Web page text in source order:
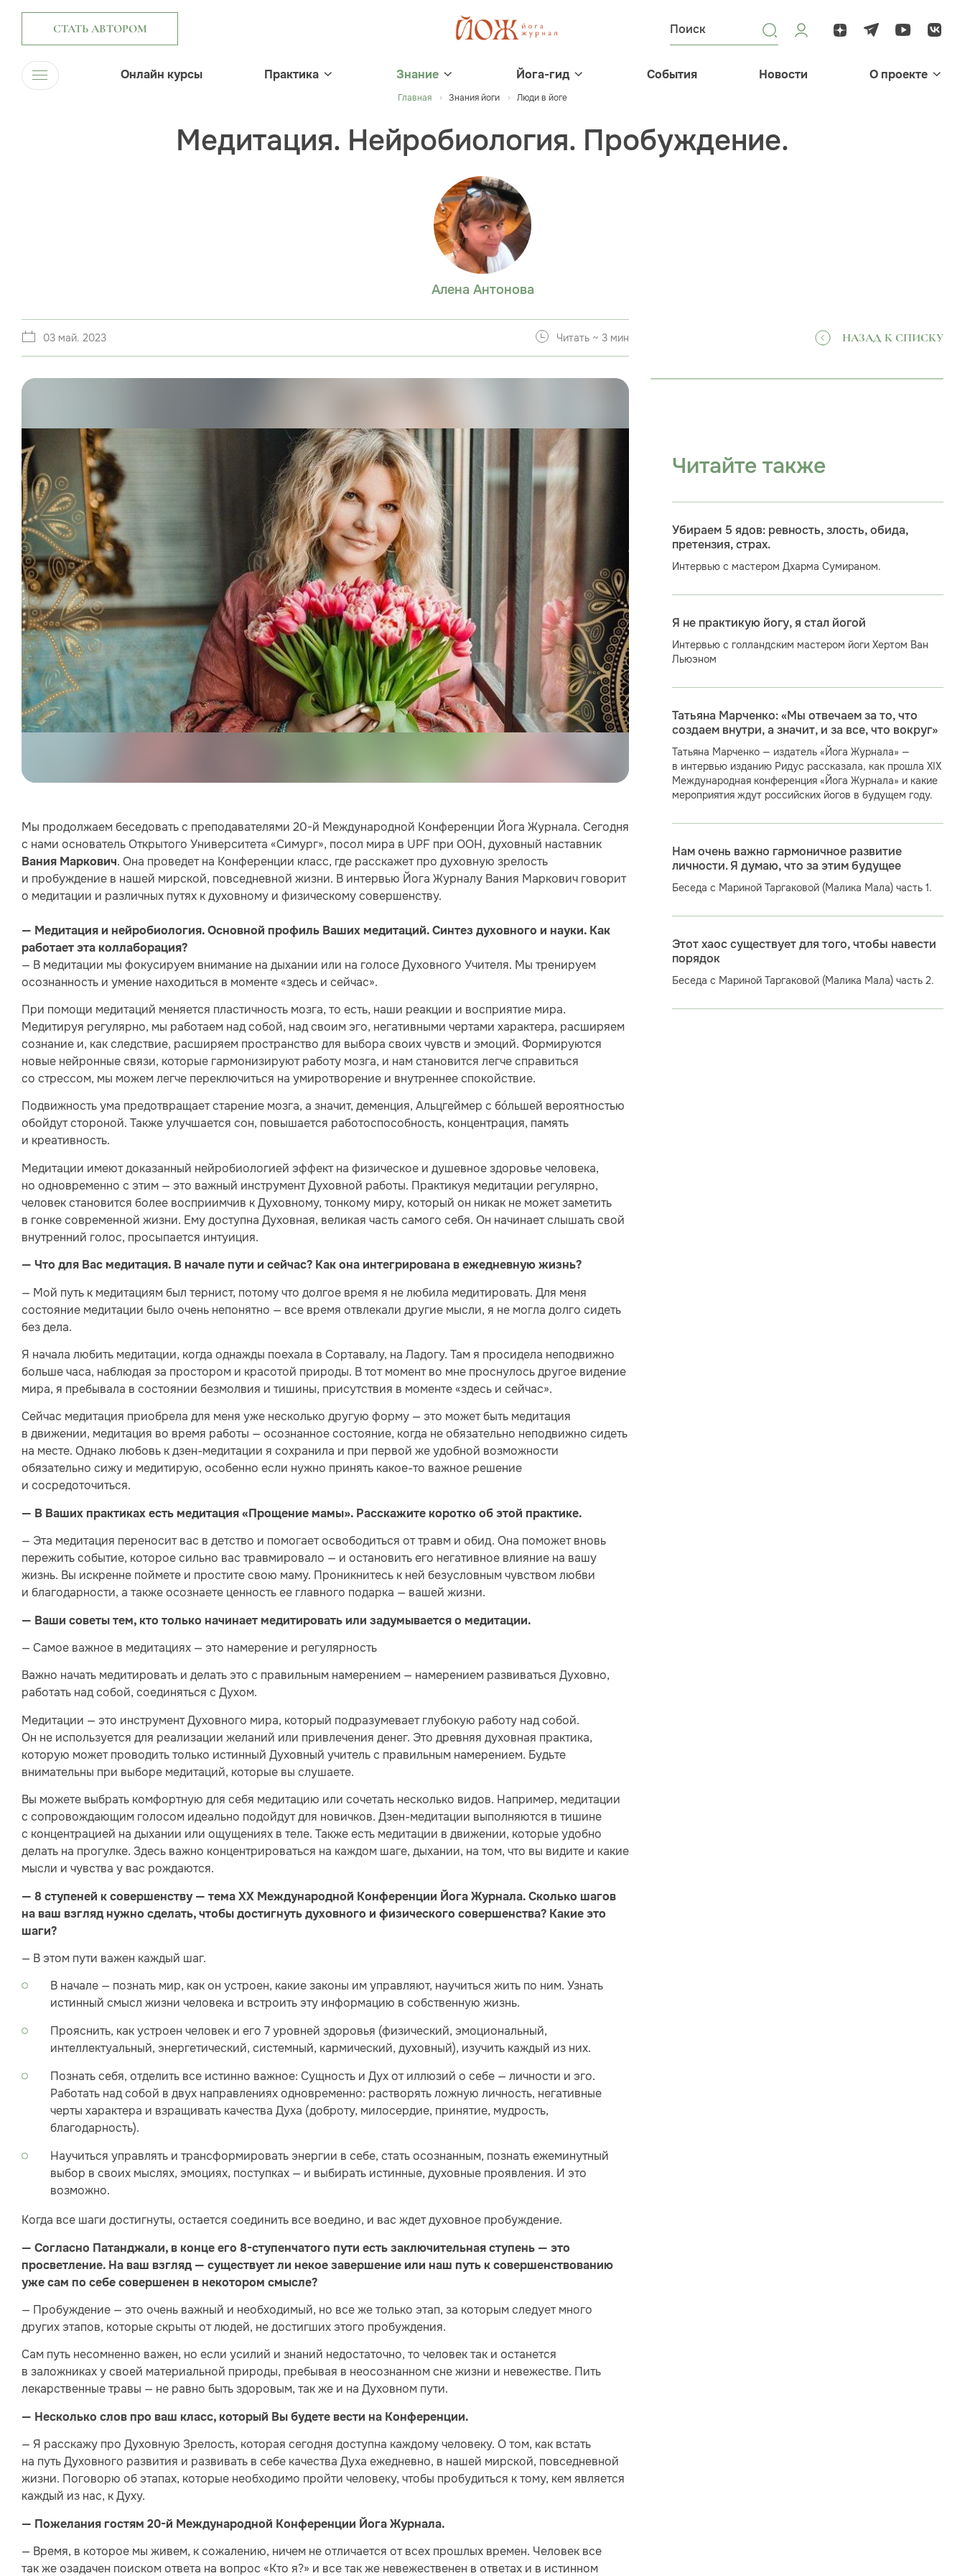
СТАТЬ АВТОРОМ
Онлайн курсы Практика Знание Йога-гид События Новости О проекте
Главная Знания йоги Люди в йоге
Медитация. Нейробиология. Пробуждение.
Алена Антонова
03 май. 2023 Читать ~ 3 мин НАЗАД К СПИСКУ
Мы продолжаем беседовать с преподавателями 20-й Международной Конференции Йога Журнала. Сегодня
с нами основатель Открытого Университета «Симург», посол мира в UPF при ООН, духовный наставник
Вания Маркович. Она проведет на Конференции класс, где расскажет про духовную зрелость
и пробуждение в нашей мирской, повседневной жизни. В интервью Йога Журналу Вания Маркович говорит
о медитации и различных путях к духовному и физическому совершенству.
— Медитация и нейробиология. Основной профиль Ваших медитаций. Синтез духовного и науки. Как
работает эта коллаборация?
— В медитации мы фокусируем внимание на дыхании или на голосе Духовного Учителя. Мы тренируем
осознанность и умение находиться в моменте «здесь и сейчас».
При помощи медитаций меняется пластичность мозга, то есть, наши реакции и восприятие мира.
Медитируя регулярно, мы работаем над собой, над своим эго, негативными чертами характера, расширяем
сознание и, как следствие, расширяем пространство для выбора своих чувств и эмоций. Формируются
новые нейронные связи, которые гармонизируют работу мозга, и нам становится легче справиться
со стрессом, мы можем легче переключиться на умиротворение и внутреннее спокойствие.
Подвижность ума предотвращает старение мозга, а значит, деменция, Альцгеймер с бóльшей вероятностью
обойдут стороной. Также улучшается сон, повышается работоспособность, концентрация, память
и креативность.
Медитации имеют доказанный нейробиологией эффект на физическое и душевное здоровье человека,
но одновременно с этим — это важный инструмент Духовной работы. Практикуя медитации регулярно,
человек становится более восприимчив к Духовному, тонкому миру, который он никак не может заметить
в гонке современной жизни. Ему доступна Духовная, великая часть самого себя. Он начинает слышать свой
внутренний голос, просыпается интуиция.
— Что для Вас медитация. В начале пути и сейчас? Как она интегрирована в ежедневную жизнь?
— Мой путь к медитациям был тернист, потому что долгое время я не любила медитировать. Для меня
состояние медитации было очень непонятно — все время отвлекали другие мысли, я не могла долго сидеть
без дела.
Я начала любить медитации, когда однажды поехала в Сортавалу, на Ладогу. Там я просидела неподвижно
больше часа, наблюдая за простором и красотой природы. В тот момент во мне проснулось другое видение
мира, я пребывала в состоянии безмолвия и тишины, присутствия в моменте «здесь и сейчас».
Сейчас медитация приобрела для меня уже несколько другую форму — это может быть медитация
в движении, медитация во время работы — осознанное состояние, когда не обязательно неподвижно сидеть
на месте. Однако любовь к дзен-медитации я сохранила и при первой же удобной возможности
обязательно сижу и медитирую, особенно если нужно принять какое-то важное решение
и сосредоточиться.
— В Ваших практиках есть медитация «Прощение мамы». Расскажите коротко об этой практике.
— Эта медитация переносит вас в детство и помогает освободиться от травм и обид. Она поможет вновь
пережить событие, которое сильно вас травмировало — и остановить его негативное влияние на вашу
жизнь. Вы искренне поймете и простите свою маму. Проникнитесь к ней безусловным чувством любви
и благодарности, а также осознаете ценность ее главного подарка — вашей жизни.
— Ваши советы тем, кто только начинает медитировать или задумывается о медитации.
— Самое важное в медитациях — это намерение и регулярность
Важно начать медитировать и делать это с правильным намерением — намерением развиваться Духовно,
работать над собой, соединяться с Духом.
Медитации — это инструмент Духовного мира, который подразумевает глубокую работу над собой.
Он не используется для реализации желаний или привлечения денег. Это древняя духовная практика,
которую может проводить только истинный Духовный учитель с правильным намерением. Будьте
внимательны при выборе медитаций, которые вы слушаете.
Вы можете выбрать комфортную для себя медитацию или сочетать несколько видов. Например, медитации
с сопровождающим голосом идеально подойдут для новичков. Дзен-медитации выполняются в тишине
с концентрацией на дыхании или ощущениях в теле. Также есть медитации в движении, которые удобно
делать на прогулке. Здесь важно концентрироваться на каждом шаге, дыхании, на том, что вы видите и какие
мысли и чувства у вас рождаются.
— 8 ступеней к совершенству — тема XX Международной Конференции Йога Журнала. Сколько шагов
на ваш взгляд нужно сделать, чтобы достигнуть духовного и физического совершенства? Какие это
шаги?
— В этом пути важен каждый шаг.
В начале — познать мир, как он устроен, какие законы им управляют, научиться жить по ним. Узнать
истинный смысл жизни человека и встроить эту информацию в собственную жизнь.
Прояснить, как устроен человек и его 7 уровней здоровья (физический, эмоциональный,
интеллектуальный, энергетический, системный, кармический, духовный), изучить каждый из них.
Познать себя, отделить все истинно важное: Сущность и Дух от иллюзий о себе — личности и эго.
Работать над собой в двух направлениях одновременно: растворять ложную личность, негативные
черты характера и взращивать качества Духа (доброту, милосердие, принятие, мудрость,
благодарность).
Научиться управлять и трансформировать энергии в себе, стать осознанным, познать ежеминутный
выбор в своих мыслях, эмоциях, поступках — и выбирать истинные, духовные проявления. И это
возможно.
Когда все шаги достигнуты, остается соединить все воедино, и вас ждет духовное пробуждение.
— Согласно Патанджали, в конце его 8-ступенчатого пути есть заключительная ступень — это
просветление. На ваш взгляд — существует ли некое завершение или наш путь к совершенствованию
уже сам по себе совершенен в некотором смысле?
— Пробуждение — это очень важный и необходимый, но все же только этап, за которым следует много
других этапов, которые скрыты от людей, не достигших этого пробуждения.
Сам путь несомненно важен, но если усилий и знаний недостаточно, то человек так и останется
в заложниках у своей материальной природы, пребывая в неосознанном сне жизни и невежестве. Пить
лекарственные травы — не равно быть здоровым, так же и на Духовном пути.
— Несколько слов про ваш класс, который Вы будете вести на Конференции.
— Я расскажу про Духовную Зрелость, которая сегодня доступна каждому человеку. О том, как встать
на путь Духовного развития и развивать в себе качества Духа ежедневно, в нашей мирской, повседневной
жизни. Поговорю об этапах, которые необходимо пройти человеку, чтобы пробудиться к тому, кем является
каждый из нас, к Духу.
— Пожелания гостям 20-й Международной Конференции Йога Журнала.
— Время, в которое мы живем, к сожалению, ничем не отличается от всех прошлых времен. Человек все
так же озадачен поиском ответа на вопрос «Кто я?» и все так же невежественен в ответах и в истинном
Читайте также
Убираем 5 ядов: ревность, злость, обида,
претензия, страх.
Интервью с мастером Дхарма Сумираном.
Я не практикую йогу, я стал йогой
Интервью с голландским мастером йоги Хертом Ван
Льюэном
Татьяна Марченко: «Мы отвечаем за то, что
создаем внутри, а значит, и за все, что вокруг»
Татьяна Марченко — издатель «Йога Журнала» —
в интервью изданию Ридус рассказала, как прошла XIX
Международная конференция «Йога Журнала» и какие
мероприятия ждут российских йогов в будущем году.
Нам очень важно гармоничное развитие
личности. Я думаю, что за этим будущее
Беседа с Мариной Таргаковой (Малика Мала) часть 1.
Этот хаос существует для того, чтобы навести
порядок
Беседа с Мариной Таргаковой (Малика Мала) часть 2.